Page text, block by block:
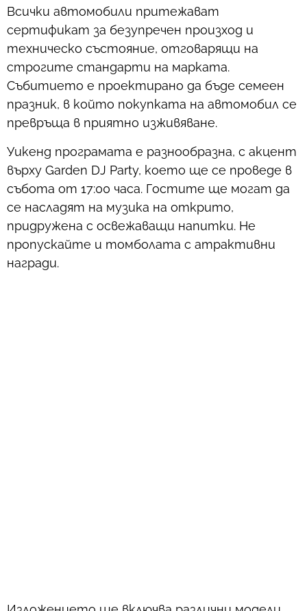
Всички автомобили притежават
сертификат за безупречен произход и
техническо състояние, отговарящи на
строгите стандарти на марката.
Събитието е проектирано да бъде семеен
празник, в който покупката на автомобил се
превръща в приятно изживяване.
Уикенд програмата е разнообразна, с акцент
върху Garden DJ Party, което ще се проведе в
събота от 17:00 часа. Гостите ще могат да
се насладят на музика на открито,
придружена с освежаващи напитки. Не
пропускайте и томболата с атрактивни
награди.